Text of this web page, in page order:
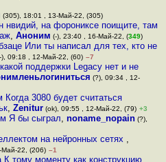
(305), 18:01 , 13-Май-22, (305)
нвидий, на форониксе поищите, там
, Аноним (-), 23:40 , 16-Май-22, (349)
Или ты написал для тех, кто не
), 09:18 , 12-Май-22, (60) –7
поддержки Legacy нет и не
(?), 09:34 , 12-
3080 будет считаться
, Zenitur(ok), 09:55 , 12-Май-22, (79) +3
Я бы сыграл,noname_nopain (?),
на нейронных сетях ,
22, (206) –1
К тому моменту как конструкцию